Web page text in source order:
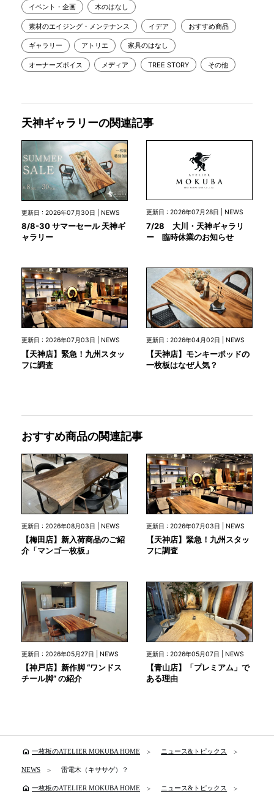
イベント・企画 木のはなし
素材のエイジング・メンテナンス イデア おすすめ商品
ギャラリー アトリエ 家具のはなし
オーナーズボイス メディア TREE STORY その他
天神ギャラリーの関連記事
更新日 : 2026年07月30日 | NEWS
8/8-30 サマーセール 天神ギ
ャラリー
更新日 : 2026年07月28日 | NEWS
7/28 大川・天神ギャラリ
ー 臨時休業のお知らせ
更新日 : 2026年07月03日 | NEWS
【天神店】緊急！九州スタッ
フに調査
更新日 : 2026年04月02日 | NEWS
【天神店】モンキーポッドの
一枚板はなぜ人気？
おすすめ商品の関連記事
更新日 : 2026年08月03日 | NEWS
【梅田店】新入荷商品のご紹
介「マンゴ一枚板」
更新日 : 2026年07月03日 | NEWS
【天神店】緊急！九州スタッ
フに調査
更新日 : 2026年05月27日 | NEWS
【神戸店】新作脚 “ワンドス
チール脚” の紹介
更新日 : 2026年05月07日 | NEWS
【青山店】「プレミアム」で
ある理由
home 一枚板のATELIER MOKUBA HOME ニュース&トピックス
NEWS 雷電木（キササゲ）？
home 一枚板のATELIER MOKUBA HOME ニュース&トピックス